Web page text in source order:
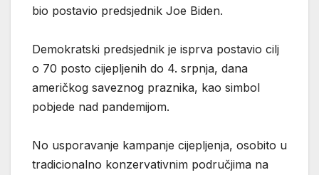
bio postavio predsjednik Joe Biden.
Demokratski predsjednik je isprva postavio cilj
o 70 posto cijepljenih do 4. srpnja, dana
američkog saveznog praznika, kao simbol
pobjede nad pandemijom.
No usporavanje kampanje cijepljenja, osobito u
tradicionalno konzervativnim područjima na